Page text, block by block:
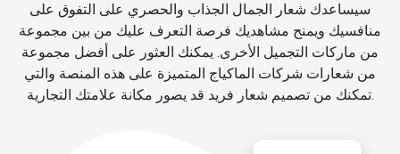
سيساعدك شعار الجمال الجذاب والحصري على التفوق على
منافسيك ويمنح مشاهديك فرصة التعرف عليك من بين مجموعة
من ماركات التجميل الأخرى. يمكنك العثور على أفضل مجموعة
من شعارات شركات الماكياج المتميزة على هذه المنصة والتي
تمكنك من تصميم شعار فريد قد يصور مكانة علامتك التجارية.